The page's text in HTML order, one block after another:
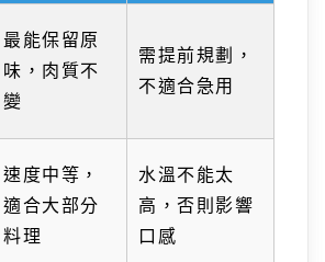
最能保留原
味，肉質不
變
需提前規劃，
不適合急用
速度中等，
適合大部分
料理
水溫不能太
高，否則影響
口感